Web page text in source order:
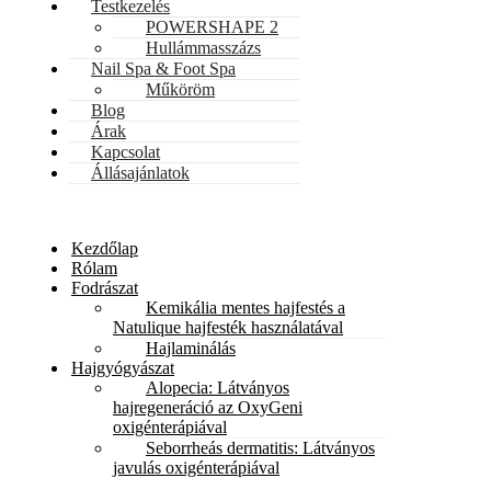
Testkezelés
POWERSHAPE 2
Hullámmasszázs
Nail Spa & Foot Spa
Műköröm
Blog
Árak
Kapcsolat
Állásajánlatok
Kezdőlap
Rólam
Fodrászat
Kemikália mentes hajfestés a
Natulique hajfesték használatával
Hajlaminálás
Hajgyógyászat
Alopecia: Látványos
hajregeneráció az OxyGeni
oxigénterápiával
Seborrheás dermatitis: Látványos
javulás oxigénterápiával